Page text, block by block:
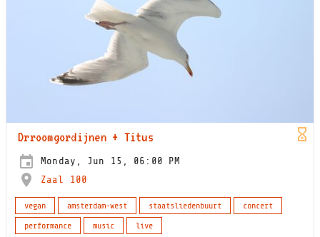
Drroomgordijnen + Titus
Monday, Jun 15, 06:00 PM
Zaal 100
vegan amsterdam-west staatsliedenbuurt
concert
performance
music live